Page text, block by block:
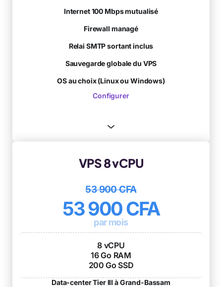
Internet 100 Mbps mutualisé
Firewall managé
Relai SMTP sortant inclus
Sauvegarde globale du VPS
OS au choix (Linux ou Windows)
Configurer
VPS 8 vCPU
53 900 CFA
53 900 CFA
par mois
8 vCPU
16 Go RAM
200 Go SSD
Data-center Tier III à Grand-Bassam